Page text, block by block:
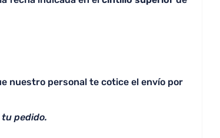
nuestro personal te cotice el envío por
pedido.